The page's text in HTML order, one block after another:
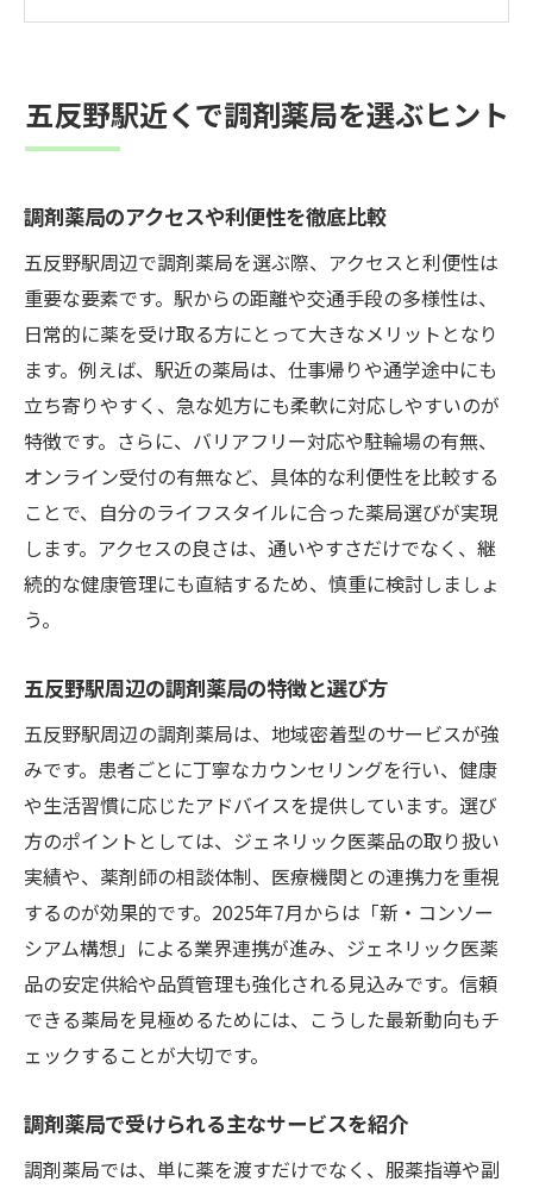
イント
調剤薬局利用でジェネリック医薬品の安心を実
調剤薬局で選ぶジェネリック医薬品の安心
ジェネリック医薬品導入のメリットと注意
点
調剤薬局で相談できるジェネリック医薬品
情報
調剤薬局が重視する品質管理の取り組み
ジェネリック医薬品供給の安定性と調剤薬
局の役割
ジェネリック医薬品選択時の注意点を徹底解説
調剤薬局で確認すべきジェネリック医薬品
情報
薬剤師が伝えるジェネリック医薬品の選び
方
ジェネリック医薬品の効果や安全性の見分
調剤薬局での相談で得られる安心ポイント
処方箋受付時に注意したいジェネリック医
薬品
調剤薬局の新たな連携がもたらす安定供給とは
調剤薬局が支えるジェネリック医薬品の安
五反野駅近くで調剤薬局を選ぶヒント
調剤薬局のアクセスや利便性を徹底比較
五反野駅周辺で調剤薬局を選ぶ際、アクセスと利便性は
重要な要素です。駅からの距離や交通手段の多様性は、
日常的に薬を受け取る方にとって大きなメリットとなり
ます。例えば、駅近の薬局は、仕事帰りや通学途中にも
立ち寄りやすく、急な処方にも柔軟に対応しやすいのが
特徴です。さらに、バリアフリー対応や駐輪場の有無、
オンライン受付の有無など、具体的な利便性を比較する
ことで、自分のライフスタイルに合った薬局選びが実現
します。アクセスの良さは、通いやすさだけでなく、継
続的な健康管理にも直結するため、慎重に検討しましょ
う。
五反野駅周辺の調剤薬局の特徴と選び方
五反野駅周辺の調剤薬局は、地域密着型のサービスが強
みです。患者ごとに丁寧なカウンセリングを行い、健康
や生活習慣に応じたアドバイスを提供しています。選び
方のポイントとしては、ジェネリック医薬品の取り扱い
実績や、薬剤師の相談体制、医療機関との連携力を重視
するのが効果的です。2025年7月からは「新・コンソー
シアム構想」による業界連携が進み、ジェネリック医薬
品の安定供給や品質管理も強化される見込みです。信頼
できる薬局を見極めるためには、こうした最新動向もチ
ェックすることが大切です。
調剤薬局で受けられる主なサービスを紹介
調剤薬局では、単に薬を渡すだけでなく、服薬指導や副